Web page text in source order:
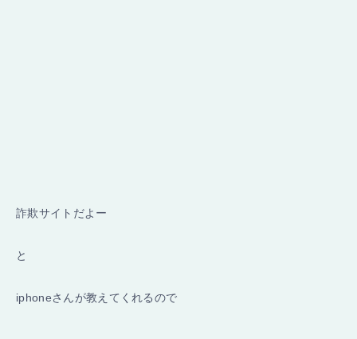
詐欺サイトだよー
と
iphoneさんが教えてくれるので